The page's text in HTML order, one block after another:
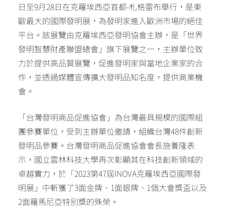
日至9月28日在克羅埃西亞首都-札格雷布舉行，是東
歐最大的國際發明展，為發明家進入歐洲市場的絕佳
平台。該展覽由克羅埃西亞發明協會主辦，是「世界
發明智慧財產聯盟總會」旗下展覽之一，主辦單位致
力於提供高品質展覽，促進發明家與當地企業家的合
作，並透過媒體宣傳擴大發明品知名度，提供商業機
會。
「台灣發明商品促進協會」為台灣最具規模的國際組
團參賽單位，受到主辦單位邀請，組織台灣48件創新
發明品參賽。台灣發明商品促進協會會長施養隆表
示，國立雲林科技大學再次彰顯其在科技創新領域的
卓越實力，於「2023第47屆INOVA克羅埃西亞國際發
明展」中斬獲了3面金牌、1面銀牌、1個大會獎盃以及
2面羅馬尼亞特別獎的殊榮。